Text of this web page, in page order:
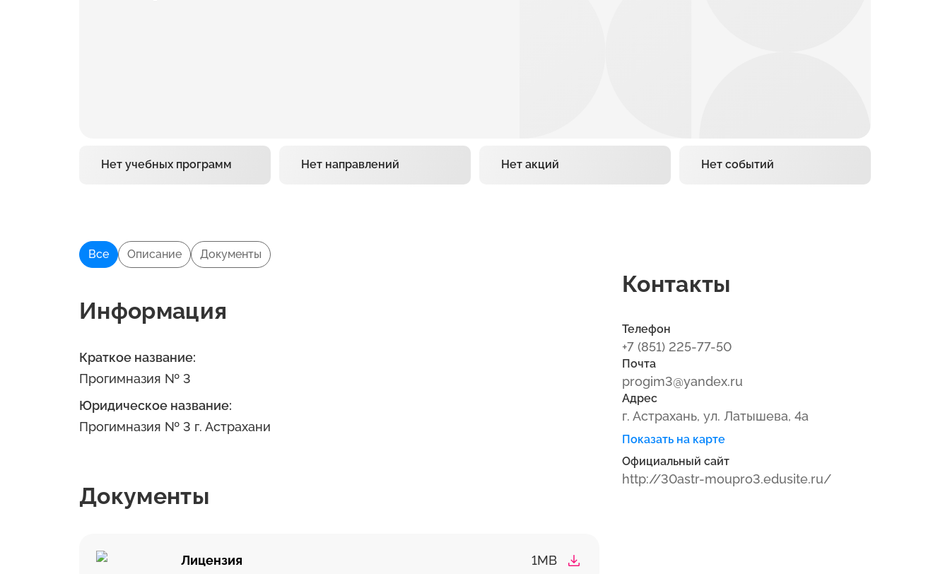
Нет учебных программ Нет направлений Нет акций Нет событий
Все Описание Документы
Информация
Краткое название:
Прогимназия № 3
Юридическое название:
Прогимназия № 3 г. Астрахани
Документы
Лицензия 1MB
Контакты
Телефон
+7 (851) 225-77-50
Почта
progim3@yandex.ru
Адрес
г. Астрахань, ул. Латышева, 4а
Показать на карте
Официальный сайт
http://30astr-moupro3.edusite.ru/